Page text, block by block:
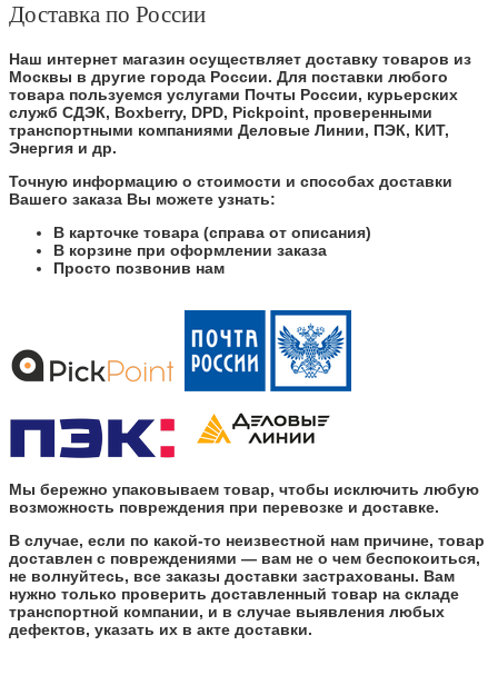
Доставка по России
Наш интернет магазин осуществляет доставку товаров из
Москвы в другие города России. Для поставки любого
товара пользуемся услугами Почты России, курьерских
служб СДЭК, Boxberry, DPD, Pickpoint, проверенными
транспортными компаниями Деловые Линии, ПЭК, КИТ,
Энергия и др.
Точную информацию о стоимости и способах доставки
Вашего заказа Вы можете узнать:
В карточке товара (справа от описания)
В корзине при оформлении заказа
Просто позвонив нам
Мы бережно упаковываем товар, чтобы исключить любую
возможность повреждения при перевозке и доставке.
В случае, если по какой-то неизвестной нам причине, товар
доставлен с повреждениями — вам не о чем беспокоиться,
не волнуйтесь, все заказы доставки застрахованы. Вам
нужно только проверить доставленный товар на складе
транспортной компании, и в случае выявления любых
дефектов, указать их в акте доставки.